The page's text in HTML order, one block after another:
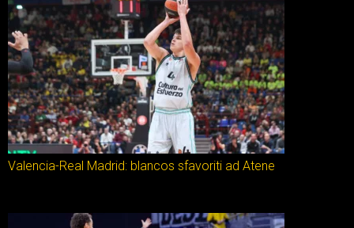
Valencia-Real Madrid: blancos sfavoriti ad Atene